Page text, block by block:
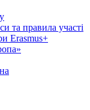
та правила участі
Erasmus+